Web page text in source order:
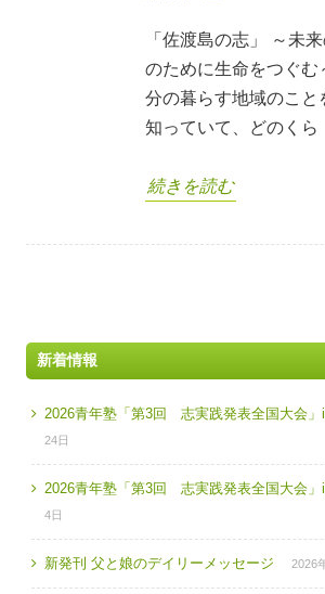
「佐渡島の志」 ～未
のために生命をつぐむ
分の暮らす地域のこと
知っていて、どのくら
続きを読む
新着情報
2026青年塾「第3回 志実践発表全国大会」
24日
2026青年塾「第3回 志実践発表全国大会」
4日
新発刊 父と娘のデイリーメッセージ 2026